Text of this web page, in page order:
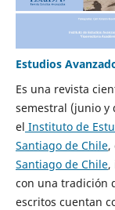
Estudios
Es una revista
semestral (junio y
el Instituto de
Santiago de Chile,
Santiago de Chile,
con una tradición
escritos cuentan